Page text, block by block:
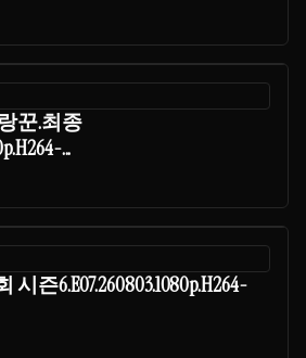
꾼.최종
...
즌6.E07.260803.1080p.H264-